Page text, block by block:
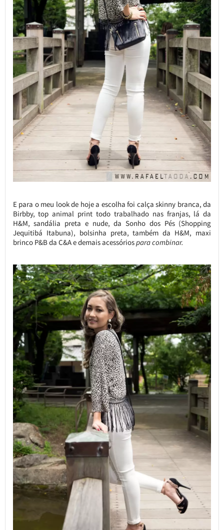
E para o meu look de hoje a escolha foi calça skinny branca, da
Birbby, top animal print todo trabalhado nas franjas, lá da
H&M, sandália preta e nude, da Sonho dos Pés (Shopping
Jequitibá Itabuna), bolsinha preta, também da H&M, maxi
brinco P&B da C&A e demais acessóriospara combinar.